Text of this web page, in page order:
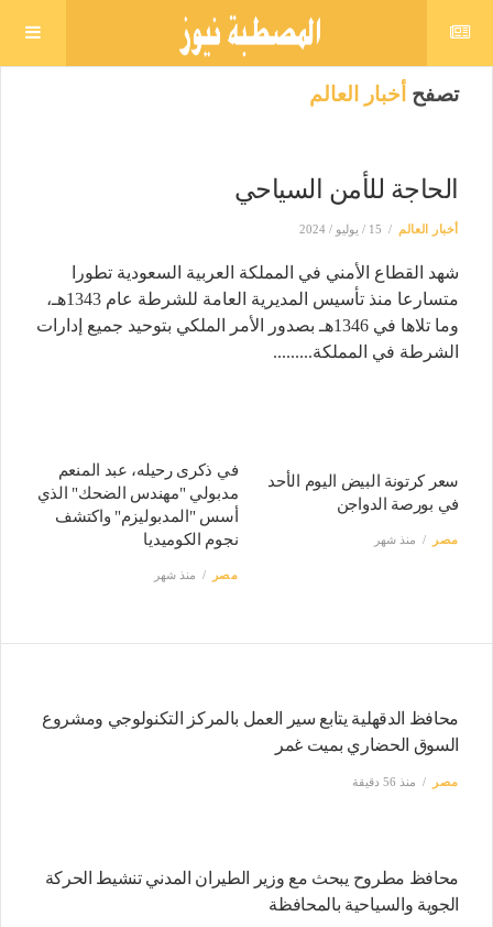
تصفح أخبار العالم
الحاجة للأمن السياحي
أخبار العالم 15 / يوليو / 2024
شهد القطاع الأمني في المملكة العربية السعودية تطورا
متسارعا منذ تأسيس المديرية العامة للشرطة عام 1343هـ،
وما تلاها في 1346هـ بصدور الأمر الملكي بتوحيد جميع إدارات
الشرطة في المملكة.........
سعر كرتونة البيض اليوم الأحد
في بورصة الدواجن
مصر منذ شهر
في ذكرى رحيله، عبد المنعم
مدبولي "مهندس الضحك" الذي
أسس "المدبوليزم" واكتشف
نجوم الكوميديا
مصر منذ شهر
محافظ الدقهلية يتابع سير العمل بالمركز التكنولوجي ومشروع
السوق الحضاري بميت غمر
مصر منذ 56 دقيقة
محافظ مطروح يبحث مع وزير الطيران المدني تنشيط الحركة
الجوية والسياحية بالمحافظة